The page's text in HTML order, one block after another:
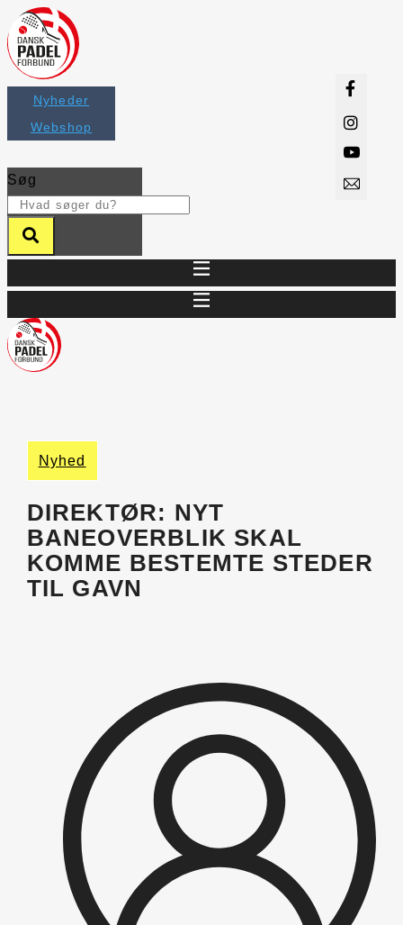
Videre
til
indhold
Nyheder
Webshop
Søg
Nyhed
DIREKTØR: NYT
BANEOVERBLIK SKAL
KOMME BESTEMTE STEDER
TIL GAVN